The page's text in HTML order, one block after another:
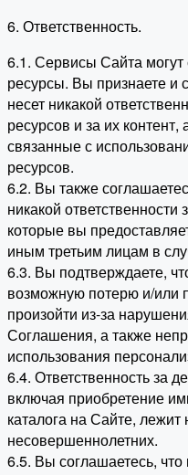
6. Ответственность.
6.1. Сервисы Сайта могут
ресурсы. Вы признаете и
несет никакой
ресурсов и за их
связанные с
ресурсов.
6.2. Вы также
никакой
которые вы
иным третьим лицам в
6.3. Вы подтверждаете,
возможную потерю и/или
произойти из-за
Соглашения, а также
использования
6.4. Ответственность за
включая приобретение
каталога на Сайте,
несовершеннолетних.
6.5. Вы соглашаетесь,